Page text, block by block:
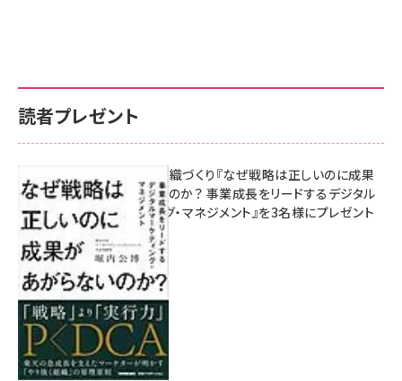
読者プレゼント
成果を生む組織づくり『なぜ戦略は正しいのに成果
があがらないのか？ 事業成長をリードするデジタル
マーケティング・マネジメント』を3名様にプレゼント
8月7日 10:00